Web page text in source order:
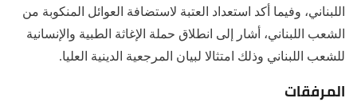
اللبناني، وفيما أكد استعداد العتبة لاستضافة العوائل المنكوبة من
الشعب اللبناني، أشار إلى انطلاق حملة الإغاثة الطبية والإنسانية
للشعب اللبناني وذلك امتثالا لبيان المرجعية الدينية العليا.
المرفقات